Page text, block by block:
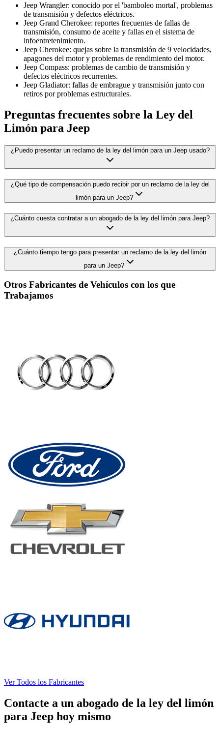
Jeep Wrangler: conocido por el 'bamboleo mortal', problemas
de transmisión y defectos eléctricos.
Jeep Grand Cherokee: reportes frecuentes de fallas de
transmisión, consumo de aceite y fallas en el sistema de
infoentretenimiento.
Jeep Cherokee: quejas sobre la transmisión de 9 velocidades,
apagones del motor y problemas de rendimiento del motor.
Jeep Compass: problemas de cambio de transmisión y
defectos eléctricos recurrentes.
Jeep Gladiator: fallas de embrague y transmisión junto con
retiros por problemas estructurales.
Preguntas frecuentes sobre la Ley del
Limón para Jeep
¿Puedo presentar un reclamo de la ley del limón para un Jeep usado?
¿Qué tipo de compensación puedo recibir por un reclamo de la ley del
limón para un Jeep?
¿Cuánto cuesta contratar a un abogado de la ley del limón para Jeep?
¿Cuánto tiempo tengo para presentar un reclamo de la ley del limón
para un Jeep?
Otros Fabricantes de Vehículos con los que
Trabajamos
Ver Todos los Fabricantes
Contacte a un abogado de la ley del limón
para Jeep hoy mismo